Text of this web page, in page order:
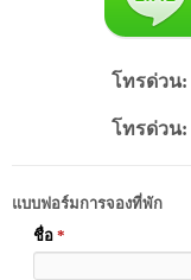
โทรด่วน:
โทรด่วน:
แบบฟอร์มการจองที่พัก
ชื่อ *